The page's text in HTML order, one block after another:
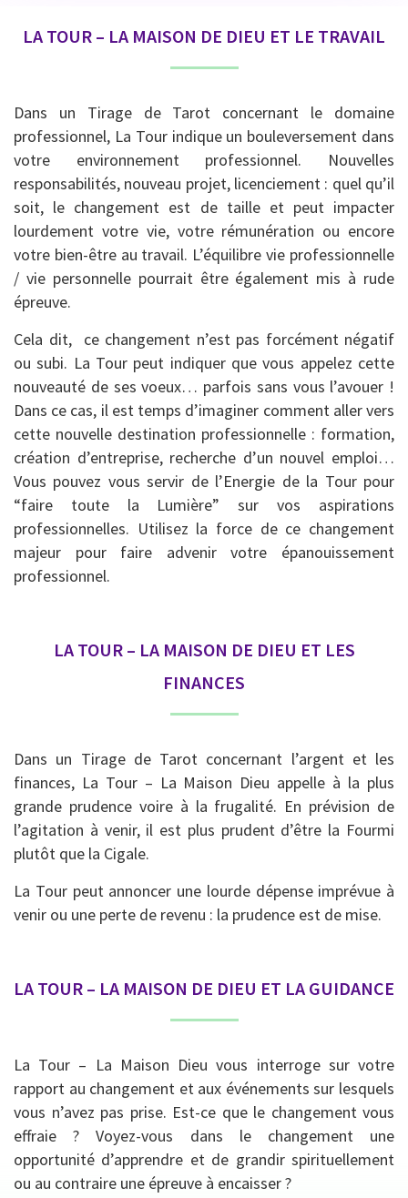
LA TOUR – LA MAISON DE DIEU ET LE TRAVAIL
Dans un Tirage de Tarot concernant le domaine
professionnel, La Tour indique un bouleversement dans
votre environnement professionnel. Nouvelles
responsabilités, nouveau projet, licenciement : quel qu’il
soit, le changement est de taille et peut impacter
lourdement votre vie, votre rémunération ou encore
votre bien-être au travail. L’équilibre vie professionnelle
/ vie personnelle pourrait être également mis à rude
épreuve.
Cela dit, ce changement n’est pas forcément négatif
ou subi. La Tour peut indiquer que vous appelez cette
nouveauté de ses voeux… parfois sans vous l’avouer !
Dans ce cas, il est temps d’imaginer comment aller vers
cette nouvelle destination professionnelle : formation,
création d’entreprise, recherche d’un nouvel emploi…
Vous pouvez vous servir de l’Energie de la Tour pour
“faire toute la Lumière” sur vos aspirations
professionnelles. Utilisez la force de ce changement
majeur pour faire advenir votre épanouissement
professionnel.
LA TOUR – LA MAISON DE DIEU ET LES
FINANCES
Dans un Tirage de Tarot concernant l’argent et les
finances, La Tour – La Maison Dieu appelle à la plus
grande prudence voire à la frugalité. En prévision de
l’agitation à venir, il est plus prudent d’être la Fourmi
plutôt que la Cigale.
La Tour peut annoncer une lourde dépense imprévue à
venir ou une perte de revenu : la prudence est de mise.
LA TOUR – LA MAISON DE DIEU ET LA GUIDANCE
La Tour – La Maison Dieu vous interroge sur votre
rapport au changement et aux événements sur lesquels
vous n’avez pas prise. Est-ce que le changement vous
effraie ? Voyez-vous dans le changement une
opportunité d’apprendre et de grandir spirituellement
ou au contraire une épreuve à encaisser ?